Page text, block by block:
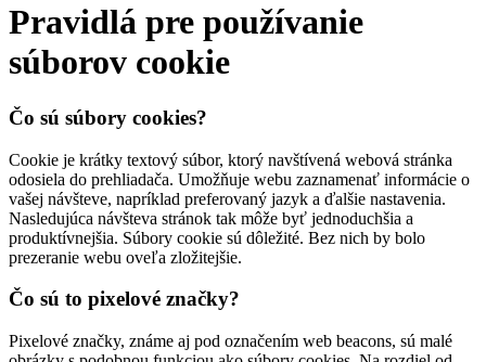
Pravidlá pre používanie
súborov cookie
Čo sú súbory cookies?
Cookie je krátky textový súbor, ktorý navštívená webová stránka
odosiela do prehliadača. Umožňuje webu zaznamenať informácie o
vašej návšteve, napríklad preferovaný jazyk a ďalšie nastavenia.
Nasledujúca návšteva stránok tak môže byť jednoduchšia a
produktívnejšia. Súbory cookie sú dôležité. Bez nich by bolo
prezeranie webu oveľa zložitejšie.
Čo sú to pixelové značky?
Pixelové značky, známe aj pod označením web beacons, sú malé